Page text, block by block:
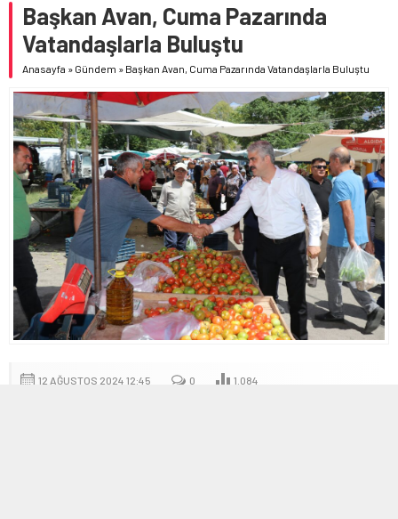
Başkan Avan, Cuma Pazarında
Vatandaşlarla Buluştu
Anasayfa » Gündem » Başkan Avan, Cuma Pazarında Vatandaşlarla Buluştu
12 AĞUSTOS 2024 12:45 0 1.084